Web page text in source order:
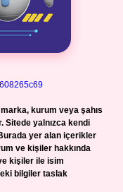
kurum veya şahıs
Sitede yalnızca kendi
Burada yer alan içerikler
ve kişiler hakkında
kişiler ile isim
bilgiler taslak